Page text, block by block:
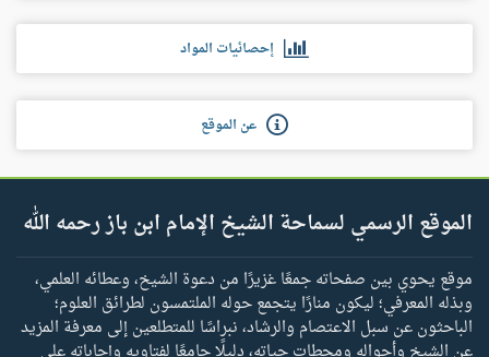
إحصائيات المواد
عن الموقع
الموقع الرسمي لسماحة الشيخ الإمام ابن باز رحمه الله
موقع يحوي بين صفحاته جمعًا غزيرًا من دعوة الشيخ، وعطائه العلمي،
وبذله المعرفي؛ ليكون منارًا يتجمع حوله الملتمسون لطرائق العلوم؛
الباحثون عن سبل الاعتصام والرشاد، نبراسًا للمتطلعين إلى معرفة المزيد